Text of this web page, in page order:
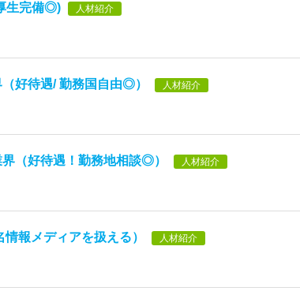
生完備◎) 人材紹介
好待遇/ 勤務国自由◎） 人材紹介
（好待遇！勤務地相談◎） 人材紹介
報メディアを扱える） 人材紹介